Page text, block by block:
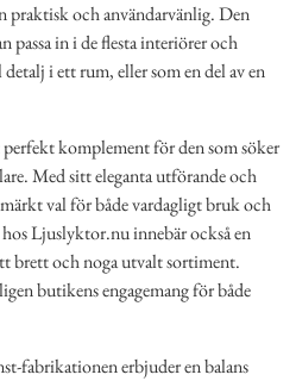
och användarvänlig. Den
in i de flesta interiörer och
i ett rum, eller som en del av en
komplement för den som söker
Med sitt eleganta utförande och
val för både vardagligt bruk och
Ljuslyktor.nu innebär också en
brett och noga utvalt sortiment.
butikens engagemang för både
fabrikationen erbjuder en balans